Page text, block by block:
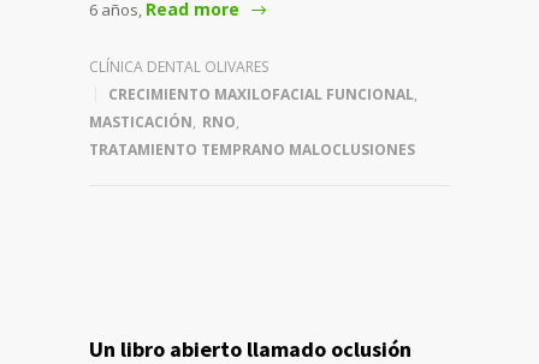
6 años, Read more
CLÍNICA DENTAL OLIVARES
CRECIMIENTO MAXILOFACIAL FUNCIONAL,
MASTICACIÓN, RNO,
TRATAMIENTO TEMPRANO MALOCLUSIONES
Un libro abierto llamado oclusión